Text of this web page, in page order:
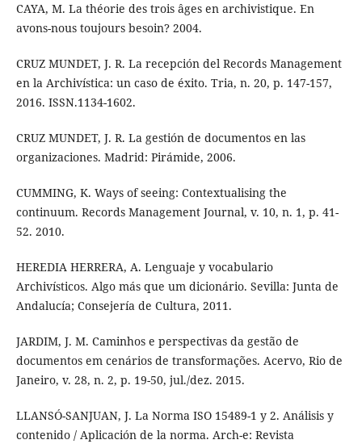
CAYA, M. La théorie des trois âges en archivistique. En
avons-nous toujours besoin? 2004.
CRUZ MUNDET, J. R. La recepción del Records Management
en la Archivística: un caso de éxito. Tria, n. 20, p. 147-157,
2016. ISSN.1134-1602.
CRUZ MUNDET, J. R. La gestión de documentos en las
organizaciones. Madrid: Pirámide, 2006.
CUMMING, K. Ways of seeing: Contextualising the
continuum. Records Management Journal, v. 10, n. 1, p. 41-
52. 2010.
HEREDIA HERRERA, A. Lenguaje y vocabulario
Archivísticos. Algo más que um dicionário. Sevilla: Junta de
Andalucía; Consejería de Cultura, 2011.
JARDIM, J. M. Caminhos e perspectivas da gestão de
documentos em cenários de transformações. Acervo, Rio de
Janeiro, v. 28, n. 2, p. 19-50, jul./dez. 2015.
LLANSÓ-SANJUAN, J. La Norma ISO 15489-1 y 2. Análisis y
contenido / Aplicación de la norma. Arch-e: Revista